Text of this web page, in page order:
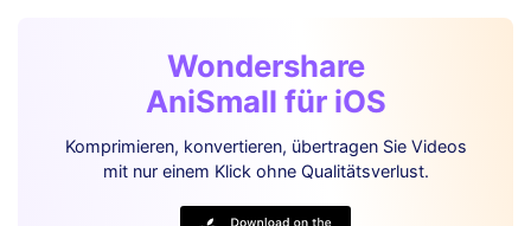
Wondershare
AniSmall für iOS
Komprimieren, konvertieren, übertragen Sie Videos
mit nur einem Klick ohne Qualitätsverlust.